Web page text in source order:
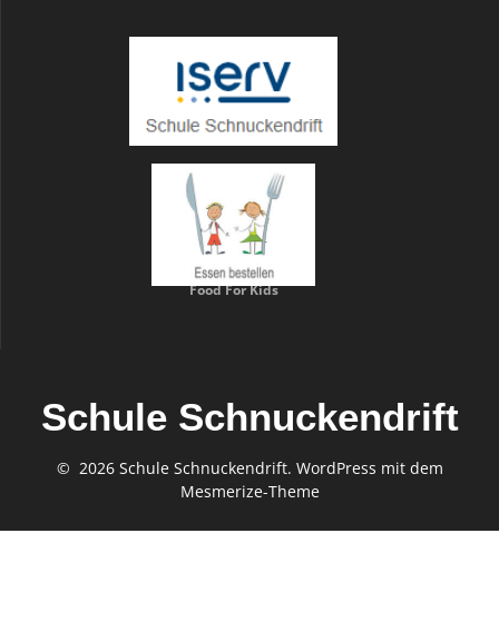
Food For Kids
Schule Schnuckendrift
© 2026 Schule Schnuckendrift. WordPress mit dem
Mesmerize-Theme